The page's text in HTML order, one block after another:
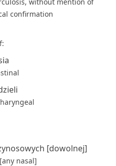
confirmation
[dowolnej]
nasal]